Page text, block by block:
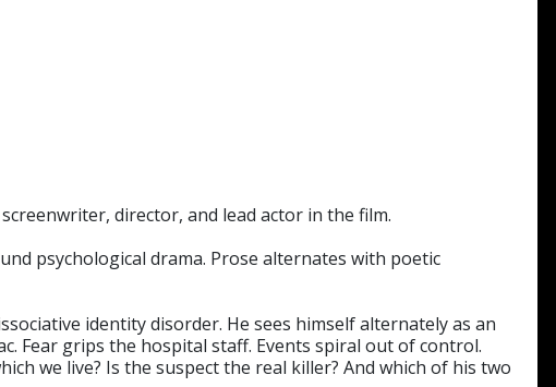
director, and lead actor in the film.
psychological drama. Prose alternates with poetic
identity disorder. He sees himself alternately as an
Fear grips the hospital staff. Events spiral out of control.
we live? Is the suspect the real killer? And which of his two